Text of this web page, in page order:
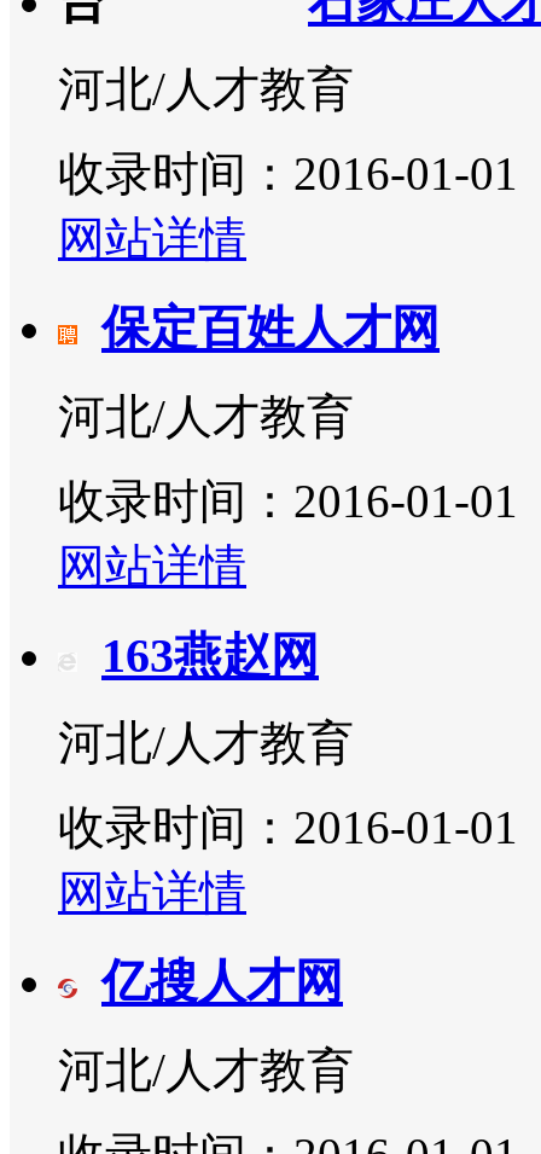
河北/人才教育
收录时间：2016-01-01
网站详情
保定百姓人才网
河北/人才教育
收录时间：2016-01-01
网站详情
163燕赵网
河北/人才教育
收录时间：2016-01-01
网站详情
亿搜人才网
河北/人才教育